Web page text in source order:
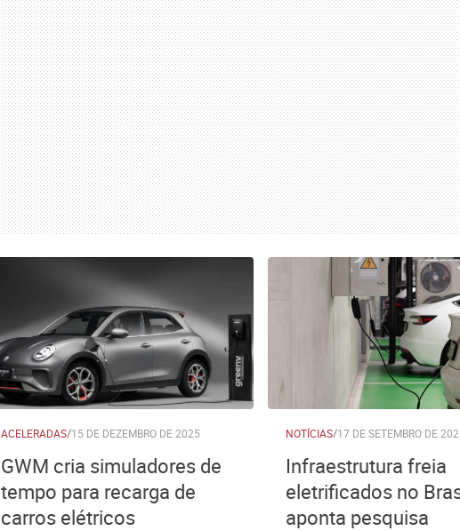
ACELERADAS/15 DE DEZEMBRO DE 2025
GWM cria simuladores de
tempo para recarga de
carros elétricos
NOTÍCIAS/17 DE SETEMBRO DE
Infraestrutura freia
eletrificados no
aponta pesquisa